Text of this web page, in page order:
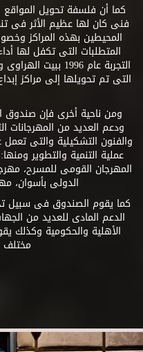
كما أن فلسفة تحويل المواقع
فنى كان لها عظيم الأثر فى
المحيطين بهذه المراكز
المتطلبات التى تكفل لها
التجربة عام 1996
ومن ناحية أخرى فإن صندوق
ودعم العديد من المهرجانات
والفنون التشكيلية والتى
عملية التنمية والتطوير
المهرجان القومى للمسرح،
الدولى بأسوان،
كما يقوم الصندوق فى سبيل
الدعم المادى للعديد من
الأهلية والحكومية وكذلك
مختلف